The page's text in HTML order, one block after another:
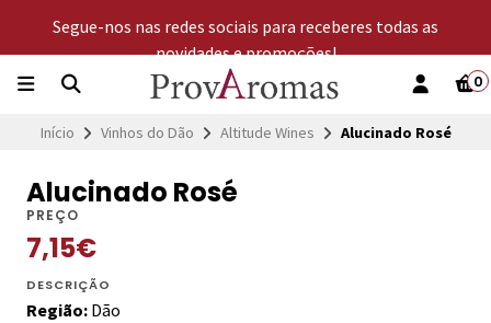
Segue-nos nas redes sociais para receberes todas as
novidades e promoções!
0
Início Vinhos do Dão Altitude Wines Alucinado Rosé
Alucinado Rosé
PREÇO
7,15€
DESCRIÇÃO
Região: Dão